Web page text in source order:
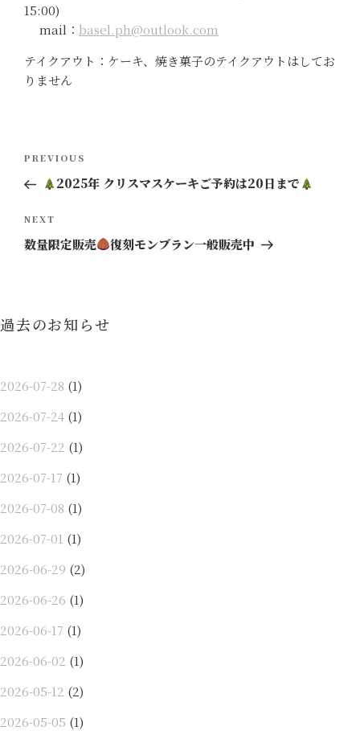
15:00)
mail： basel.ph@outlook.com
テイクアウト：ケーキ、焼き菓子のテイクアウトはしてお
りません
ナ
ビ
ゲ
ン
Previous
Post
PREVIOUS
2025年 クリスマスケーキご予約は20日まで
Next
Post
NEXT
数量限定販売 復刻モンブラン一般販売中
過去のお知らせ
2026-07-28 (1)
2026-07-24 (1)
2026-07-22 (1)
2026-07-17 (1)
2026-07-08 (1)
2026-07-01 (1)
2026-06-29 (2)
2026-06-26 (1)
2026-06-17 (1)
2026-06-02 (1)
2026-05-12 (2)
2026-05-05 (1)